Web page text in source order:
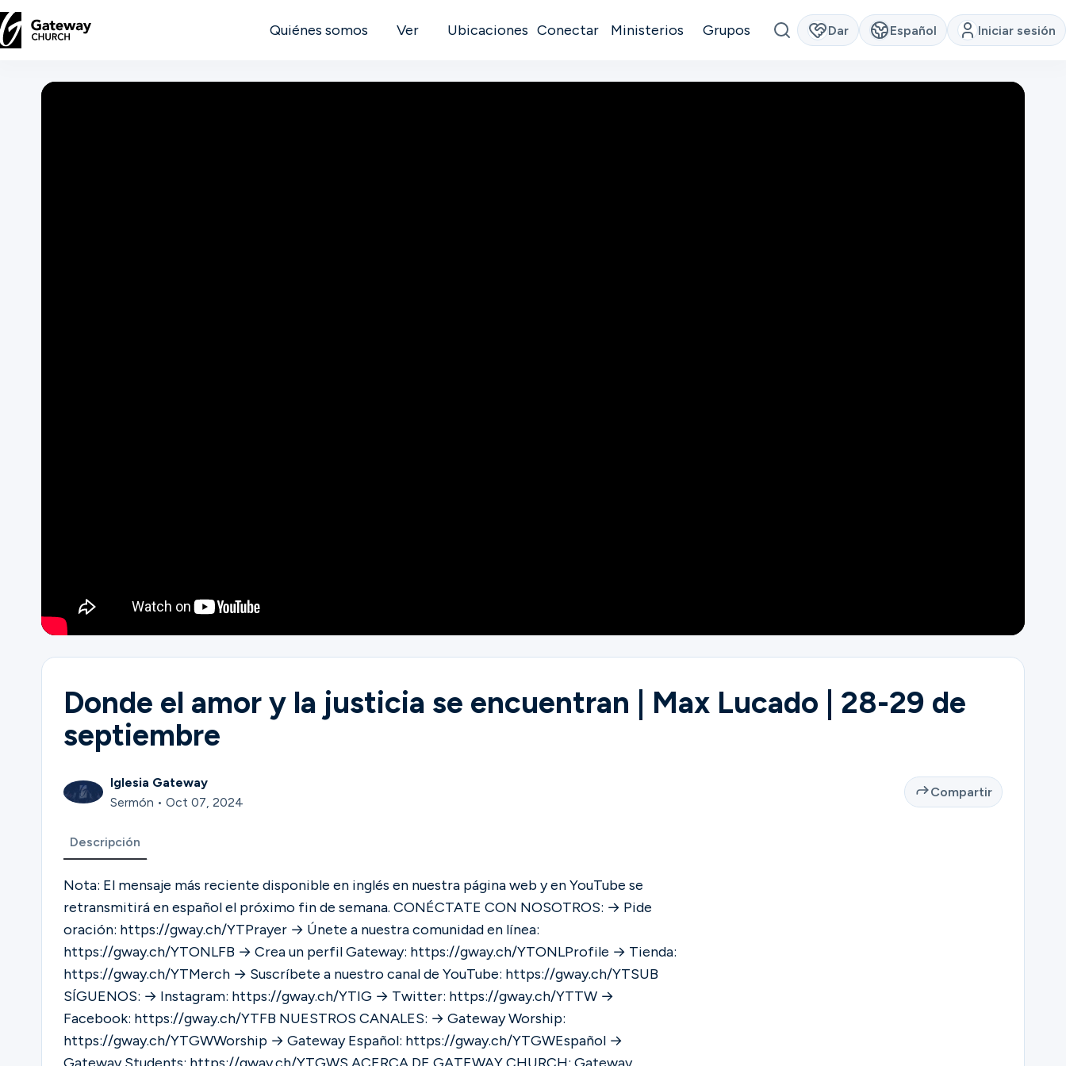
Quiénes somos Ver Ubicaciones Conectar Ministerios Grupos Dar Español Iniciar sesión
DESCUBRE
Español
Donde el amor y la justicia se encuentran | Max Lucado | 28-29 de
septiembre
Iglesia Gateway
Sermón • Oct 07, 2024
Compartir
Descripción
Nota: El mensaje más reciente disponible en inglés en nuestra página web y en YouTube se
retransmitirá en español el próximo fin de semana. CONÉCTATE CON NOSOTROS: → Pide
oración: https://gway.ch/YTPrayer → Únete a nuestra comunidad en línea:
https://gway.ch/YTONLFB → Crea un perfil Gateway: https://gway.ch/YTONLProfile → Tienda:
https://gway.ch/YTMerch → Suscríbete a nuestro canal de YouTube: https://gway.ch/YTSUB
SÍGUENOS: → Instagram: https://gway.ch/YTIG → Twitter: https://gway.ch/YTTW →
Facebook: https://gway.ch/YTFB NUESTROS CANALES: → Gateway Worship:
https://gway.ch/YTGWWorship → Gateway Español: https://gway.ch/YTGWEspañol →